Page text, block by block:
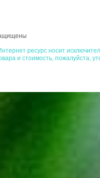
ресурс носит
и стоимость, пожалуйста,